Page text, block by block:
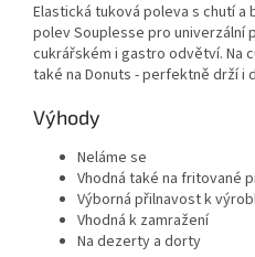
Elastická tuková poleva s chutí a
polev Souplesse pro univerzální
cukrářském i gastro odvětví. Na
také na Donuts - perfektně drží i
Výhody
Neláme se
Vhodná také na fritované
Výborná přilnavost k
Vhodná k zamražení
Na dezerty a dorty